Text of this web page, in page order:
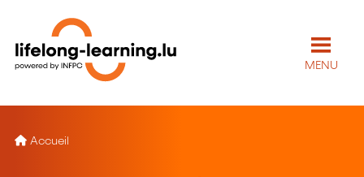
MENU
Accueil